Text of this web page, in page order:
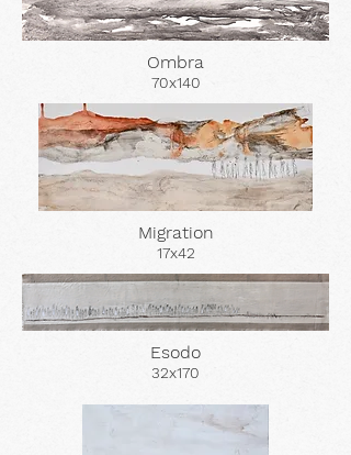
Ombra
70x140
Migration
17x42
Esodo
32x170